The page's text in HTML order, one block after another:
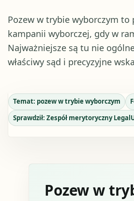
Pozew w trybie wyborczym to
kampanii wyborczej, gdy w
Najważniejsze są tu nie
właściwy sąd i precyzyjne
Temat: pozew w trybie wyborczym
Sprawdził: Zespół merytoryczny
Pozew w